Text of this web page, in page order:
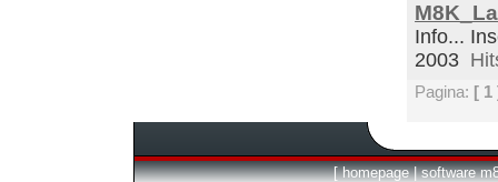
Info...
2003
Pagina: [ 1
[ homepage | software